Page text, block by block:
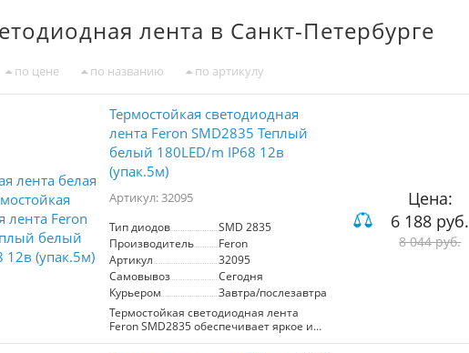
лента в Санкт-Петербурге
по цене по названию по артикулу
Термостойкая светодиодная
лента Feron SMD2835 Теплый
белый 180LED/m IP68 12в
(упак.5м)
Артикул: 32095
Тип диодов
SMD 2835
Производитель
Feron
Артикул
32095
Самовывоз
Сегодня
Курьером
Завтра/послезавтра
Термостойкая светодиодная лента
Feron SMD2835 обеспечивает яркое и
теплое белое освещение (3000K) с
Цена:
6 188 руб.
8 044 руб.